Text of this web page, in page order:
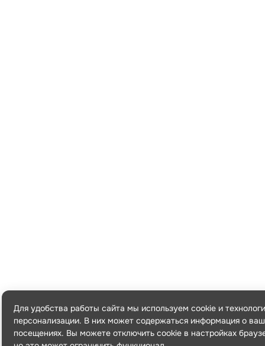
Для удобства работы сайта мы используем cookie и
персонализации. В них может содержаться информация о
посещениях. Вы можете отключить cookie в настройках